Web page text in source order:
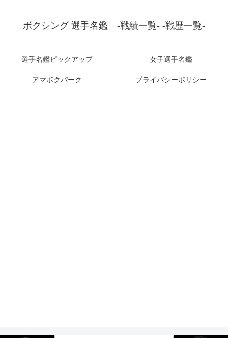
ボクシング 選手名鑑 -戦績一覧- -戦歴一覧-
選手名鑑ピックアップ 女子選手名鑑
アマボクパーク プライバシーポリシー